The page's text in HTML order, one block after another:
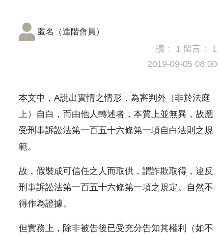
匿名（進階會員）
讚： 1 留言： 1
2019-09-05 08:00
本文中，A說出實情之情形，為審判外（非於法庭
上）自白，而由他人轉述者，本質上並無異，故應
受刑事訴訟法第一百五十六條第一項自白法則之規
範。
故，假裝成可信任之人而取供，謂詐欺取得，違反
刑事訴訟法第一百五十六條第一項之規定。自然不
得作為證據。
但實務上，除非被告後已受充分告知其權利（如不